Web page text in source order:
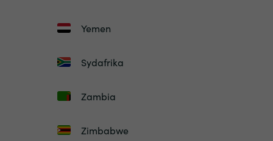
Yemen
Sydafrika
Zambia
Zimbabwe